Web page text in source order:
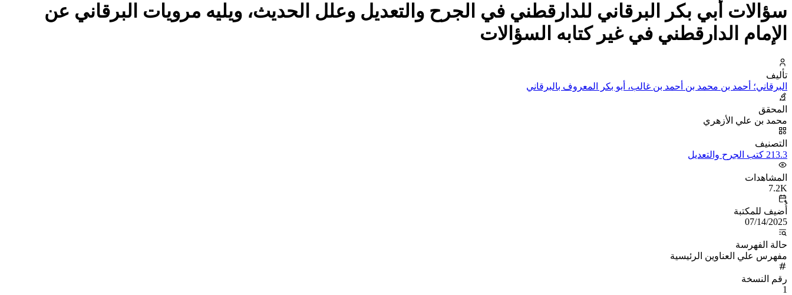
سؤالات أبي بكر البرقاني للدارقطني في الجرح والتعديل وعلل الحديث، ويليه مرويات البرقاني عن
الإمام الدارقطني في غير كتابه السؤالات
تأليف
البرقاني؛ أحمد بن محمد بن أحمد بن غالب، أبو بكر المعروف بالبرقاني
المحقق
محمد بن علي الأزهري
التصنيف
213.3 كتب الجرح والتعديل
المشاهدات
7.2K
أُضيف للمكتبة
07/14/2025
حالة الفهرسة
مفهرس علي العناوين الرئيسية
رقم النسخة
1